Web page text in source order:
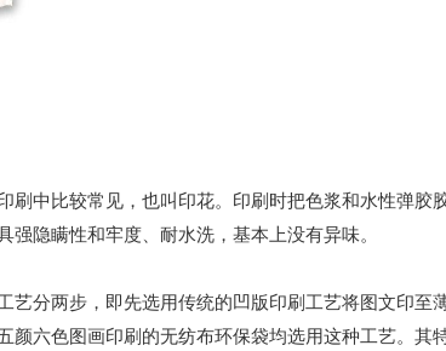
中比较常见，也叫印花。印刷时把色浆和水性弹胶
隐瞒性和牢度、耐水洗，基本上没有异味。
分两步，即先选用传统的凹版印刷工艺将图文印至
六色图画印刷的无纺布环保袋均选用这种工艺。其